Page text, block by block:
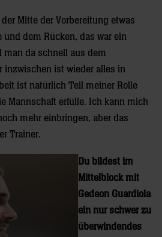
Mitte der Vorbereitung etwas
dem Rücken, das war ein
da schnell aus dem
inzwischen ist wieder alles in
ist natürlich Teil meiner Rolle
Mannschaft erfülle. Ich kann mich
mehr einbringen, aber das
Trainer.
Du bildest im
Mittelblock mit
Gedeon Guardiola
ein nur schwer zu
überwindendes